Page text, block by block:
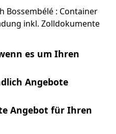
Bossembélé : Container
inkl. Zolldokumente
es um Ihren
Angebote
Angebot für Ihren